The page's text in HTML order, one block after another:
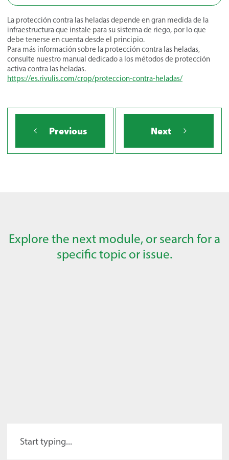
La protección contra las heladas depende en gran medida de la
infraestructura que instale para su sistema de riego, por lo que
debe tenerse en cuenta desde el principio.
Para más información sobre la protección contra las heladas,
consulte nuestro manual dedicado a los métodos de protección
activa contra las heladas.
https://es.rivulis.com/crop/proteccion-contra-heladas/
Previous Next
Explore the next module, or search for a
specific topic or issue.